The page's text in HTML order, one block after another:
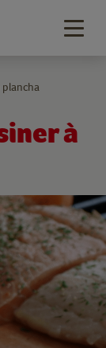
à
plancha